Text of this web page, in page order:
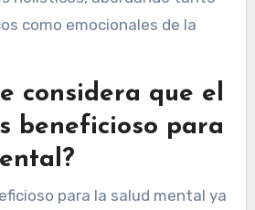
como emocionales de la
considera que el
beneficioso para
para la salud mental ya